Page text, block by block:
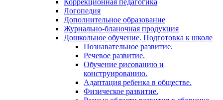
Коррекционная педагогика
Логопедия
Дополнительное образование
Журнально-бланочная продукция
Дошкольное обучение. Подготовка к школе
Познавательное развитие.
Речевое развитие.
Обучение рисованию и
конструированию.
Адаптация ребенка в обществе.
Физическое развитие.